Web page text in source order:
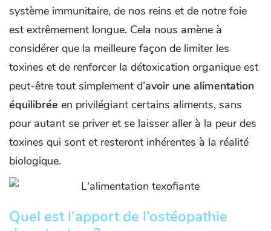
système immunitaire, de nos reins et de notre foie
est extrêmement longue. Cela nous amène à
considérer que la meilleure façon de limiter les
toxines et de renforcer la détoxication organique est
peut-être tout simplement d’avoir une alimentation
équilibrée en privilégiant certains aliments, sans
pour autant se priver et se laisser aller à la peur des
toxines qui sont et resteront inhérentes à la réalité
biologique.
Quel est l’apport de l’ostéopathie